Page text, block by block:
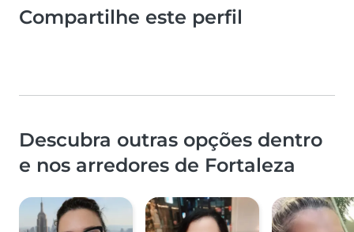
Compartilhe este perfil
Descubra outras opções dentro
e nos arredores de Fortaleza